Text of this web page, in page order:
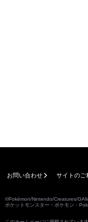
お問い合わせ サイトのご
©Pokémon/Nintendo/Creatures/
ポケットモンスター・ポケモン・